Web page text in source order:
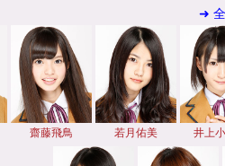
➜
齋藤飛鳥 若月佑美 井上